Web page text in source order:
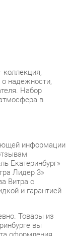
Набор
в
информации
с
и гарантией
Товары из
вы
на этаж
находящихся